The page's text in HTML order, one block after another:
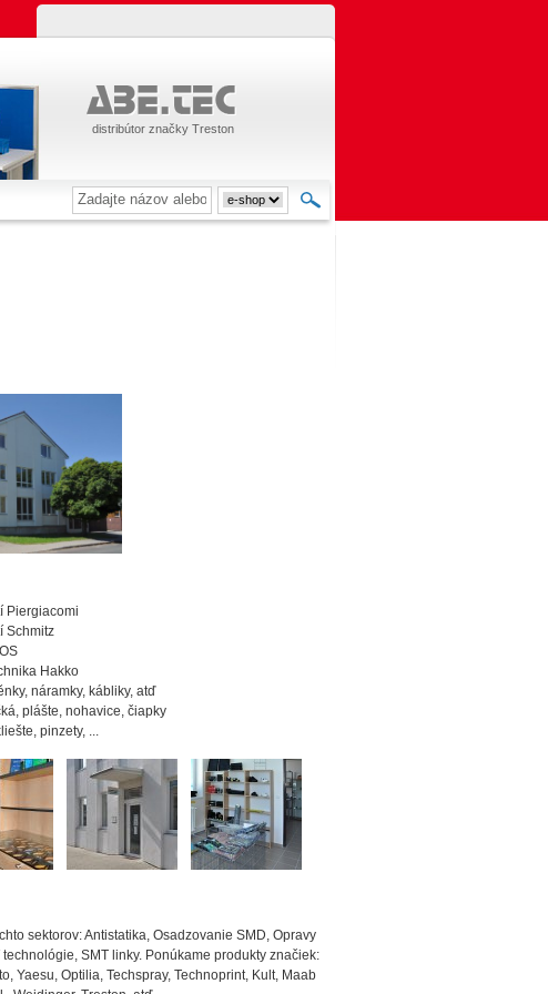
Piergiacomi
Schmitz
Hakko
náramky, kábliky, atď
plášte, nohavice, čiapky
pinzety, ...
sektorov: Antistatika, Osadzovanie SMD, Opravy
SMT linky. Ponúkame produkty značiek:
Yaesu, Optilia, Techspray, Technoprint, Kult, Maab
distribútor značky Treston